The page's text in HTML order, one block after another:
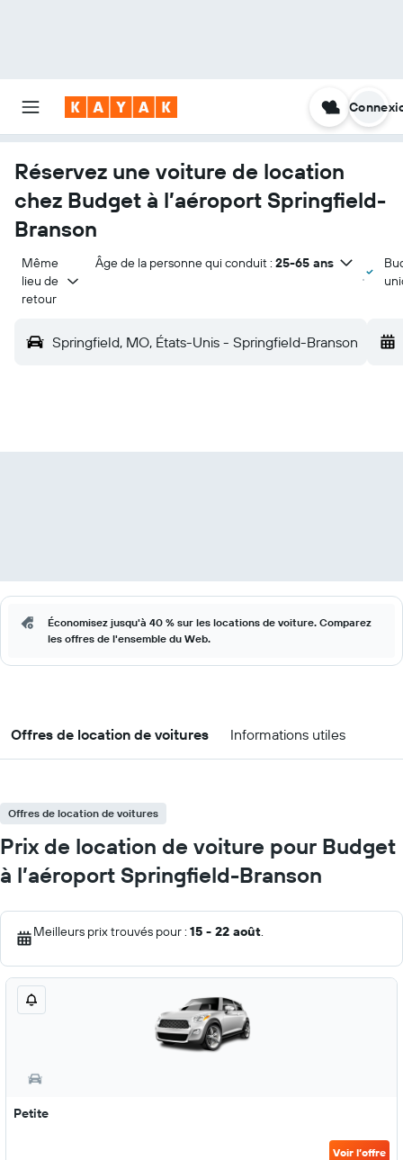
Réservez une voiture de location
chez Budget à l’aéroport Springfield-
Branson
Même
lieu de
retour
Âge de la personne qui conduit : 25-65 ans
Springfield, MO, États-Unis - Springfield-Branson
Économisez jusqu'à 40 % sur les locations de voiture. Comparez
les offres de l'ensemble du Web.
Offres de location de voitures Informations utiles
Offres de location de voitures
Prix de location de voiture pour Budget
à l’aéroport Springfield-Branson
Meilleurs prix trouvés pour : 15 - 22 août.
Petite
Voir l’offre